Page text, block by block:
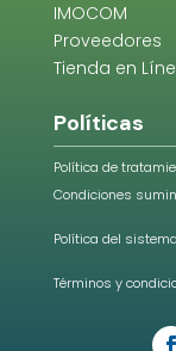
IMOCOM
Proveedores
Tienda en
Políticas
Política de
Condiciones
Política del
Términos y